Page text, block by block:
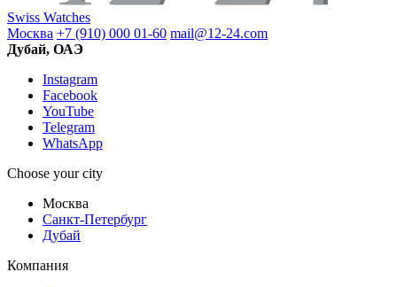
Swiss Watches
Москва +7 (910) 000 01-60 mail@12-24.com
Дубай, ОАЭ
Instagram
Facebook
YouTube
Telegram
WhatsApp
Choose your city
Москва
Санкт-Петербург
Дубай
Компания